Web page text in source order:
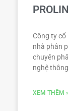
Công ty cổ
nhà phân
chuyên
nghệ
XEM THÊM »